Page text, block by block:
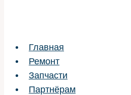
Главная
Ремонт
Запчасти
Партнёрам